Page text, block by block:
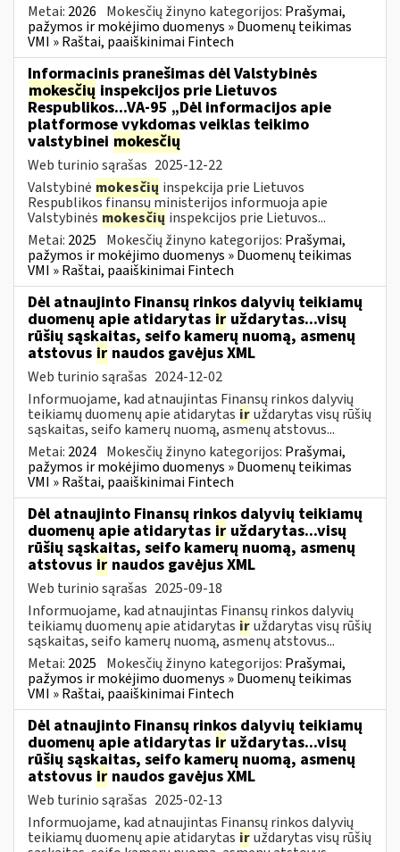
Metai: 2026 Mokesčių žinyno kategorijos: Prašymai,
pažymos ir mokėjimo duomenys » Duomenų teikimas
VMI » Raštai, paaiškinimai Fintech
Informacinis pranešimas dėl Valstybinės
mokesčių inspekcijos prie Lietuvos
Respublikos...VA-95 „Dėl informacijos apie
platformose vykdomas veiklas teikimo
valstybinei mokesčių
Web turinio sąrašas 2025-12-22
Valstybinė mokesčių inspekcija prie Lietuvos
Respublikos finansų ministerijos informuoja apie
Valstybinės mokesčių inspekcijos prie Lietuvos...
Metai: 2025 Mokesčių žinyno kategorijos: Prašymai,
pažymos ir mokėjimo duomenys » Duomenų teikimas
VMI » Raštai, paaiškinimai Fintech
Dėl atnaujinto Finansų rinkos dalyvių teikiamų
duomenų apie atidarytas ir uždarytas...visų
rūšių sąskaitas, seifo kamerų nuomą, asmenų
atstovus ir naudos gavėjus XML
Web turinio sąrašas 2024-12-02
Informuojame, kad atnaujintas Finansų rinkos dalyvių
teikiamų duomenų apie atidarytas iruždarytas visų rūšių
sąskaitas, seifo kamerų nuomą, asmenų atstovus...
Metai: 2024 Mokesčių žinyno kategorijos: Prašymai,
pažymos ir mokėjimo duomenys » Duomenų teikimas
VMI » Raštai, paaiškinimai Fintech
Dėl atnaujinto Finansų rinkos dalyvių teikiamų
duomenų apie atidarytas ir uždarytas...visų
rūšių sąskaitas, seifo kamerų nuomą, asmenų
atstovus ir naudos gavėjus XML
Web turinio sąrašas 2025-09-18
Informuojame, kad atnaujintas Finansų rinkos dalyvių
teikiamų duomenų apie atidarytas iruždarytas visų rūšių
sąskaitas, seifo kamerų nuomą, asmenų atstovus...
Metai: 2025 Mokesčių žinyno kategorijos: Prašymai,
pažymos ir mokėjimo duomenys » Duomenų teikimas
VMI » Raštai, paaiškinimai Fintech
Dėl atnaujinto Finansų rinkos dalyvių teikiamų
duomenų apie atidarytas ir uždarytas...visų
rūšių sąskaitas, seifo kamerų nuomą, asmenų
atstovus ir naudos gavėjus XML
Web turinio sąrašas 2025-02-13
Informuojame, kad atnaujintas Finansų rinkos dalyvių
teikiamų duomenų apie atidarytas iruždarytas visų rūšių